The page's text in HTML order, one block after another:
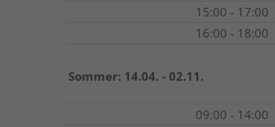
15:00 - 17:00
16:00 - 18:00
Sommer: 14.04. - 02.11.
09:00 - 14:00